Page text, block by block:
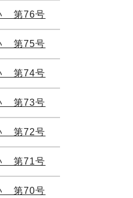
第76号
第75号
第74号
第73号
第72号
第71号
第70号